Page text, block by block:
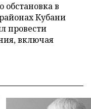
в
Кубани
провести
включая